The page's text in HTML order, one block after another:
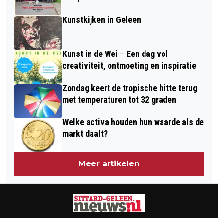
Kunstkijken in Geleen
Kunst in de Wei – Een dag vol
creativiteit, ontmoeting en inspiratie
Zondag keert de tropische hitte terug
met temperaturen tot 32 graden
Welke activa houden hun waarde als de
markt daalt?
Meer artikelen